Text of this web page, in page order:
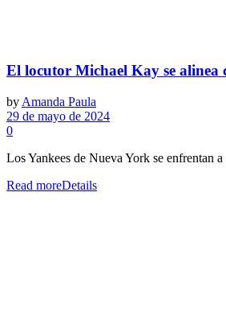
El locutor Michael Kay se alinea
by Amanda Paula
29 de mayo de 2024
0
Los Yankees de Nueva York se enfrentan
Read moreDetails